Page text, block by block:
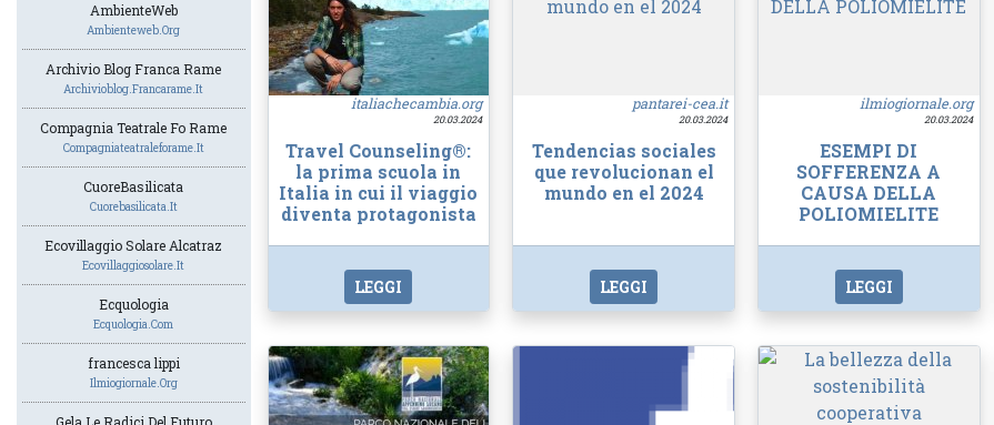
AmbienteWeb
Ambienteweb.org
Archivio Blog Franca Rame
Archivioblog.francarame.it
Compagnia Teatrale Fo Rame
Compagniateatraleforame.it
CuoreBasilicata
Cuorebasilicata.it
Ecovillaggio Solare Alcatraz
Ecovillaggiosolare.it
Ecquologia
Ecquologia.com
francesca lippi
Ilmiogiornale.org
italiachecambia.org
20.03.2024
Travel Counseling®:
la prima scuola in
Italia in cui il viaggio
diventa protagonista
LEGGI
pantarei-cea.it
20.03.2024
Tendencias sociales
que revolucionan el
mundo en el 2024
LEGGI
ilmiogiornale.org
20.03.2024
ESEMPI DI
SOFFERENZA A
CAUSA DELLA
POLIOMIELITE
LEGGI